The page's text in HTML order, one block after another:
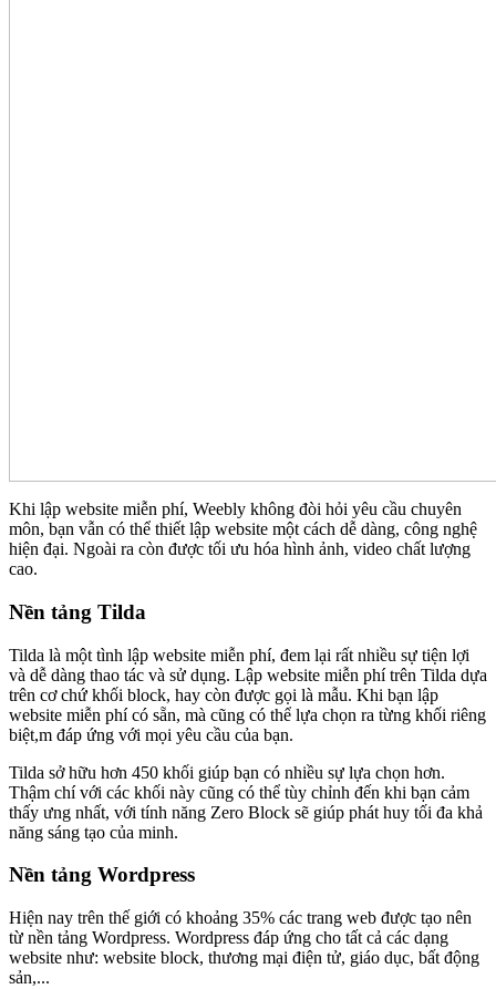
Khi lập website miễn phí, Weebly không đòi hỏi yêu cầu chuyên
môn, bạn vẫn có thể thiết lập website một cách dễ dàng, công nghệ
hiện đại. Ngoài ra còn được tối ưu hóa hình ảnh, video chất lượng
cao.
Nền tảng Tilda
Tilda là một tình lập website miễn phí, đem lại rất nhiều sự tiện lợi
và dễ dàng thao tác và sử dụng. Lập website miễn phí trên Tilda dựa
trên cơ chứ khối block, hay còn được gọi là mẫu. Khi bạn lập
website miễn phí có sẵn, mà cũng có thể lựa chọn ra từng khối riêng
biệt,m đáp ứng với mọi yêu cầu của bạn.
Tilda sở hữu hơn 450 khối giúp bạn có nhiều sự lựa chọn hơn.
Thậm chí với các khối này cũng có thể tùy chỉnh đến khi bạn cảm
thấy ưng nhất, với tính năng Zero Block sẽ giúp phát huy tối đa khả
năng sáng tạo của minh.
Nền tảng Wordpress
Hiện nay trên thế giới có khoảng 35% các trang web được tạo nên
từ nền tảng Wordpress. Wordpress đáp ứng cho tất cả các dạng
website như: website block, thương mại điện tử, giáo dục, bất động
sản,...